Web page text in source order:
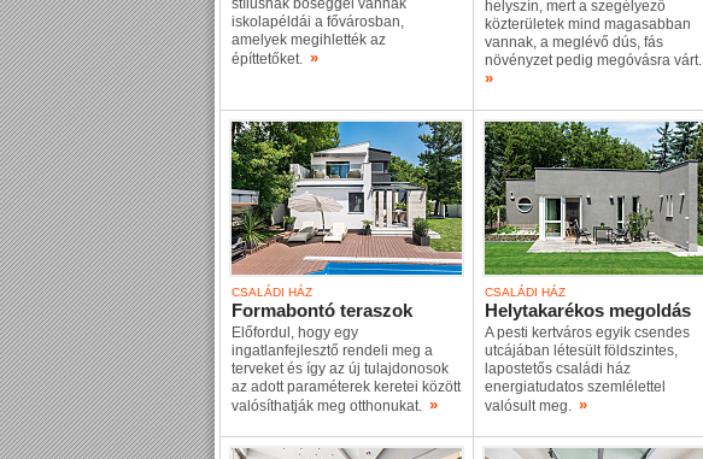
stílusnak bőséggel vannak
iskolapéldái a fővárosban,
amelyek megihlették az
építtetőket. »
helyszín, mert a szegélyező
közterületek mind magasabban
vannak, a meglévő dús, fás
növényzet pedig megóvásra várt.
»
CSALÁDI HÁZ
Formabontó teraszok
Előfordul, hogy egy
ingatlanfejlesztő rendeli meg a
terveket és így az új tulajdonosok
az adott paraméterek keretei között
valósíthatják meg otthonukat. »
CSALÁDI HÁZ
Helytakarékos megoldás
A pesti kertváros egyik csendes
utcájában létesült földszintes,
lapostetős családi ház
energiatudatos szemlélettel
valósult meg. »